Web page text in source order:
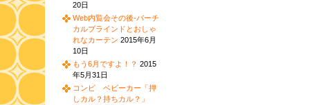
20日
Web内覧会その後-バーチ
カルブラインドとおしゃ
れなカーテン 2015年6月
10日
もう6月ですよ！？ 2015
年5月31日
コンビ ベビーカー「押
しカル？持ちカル？」